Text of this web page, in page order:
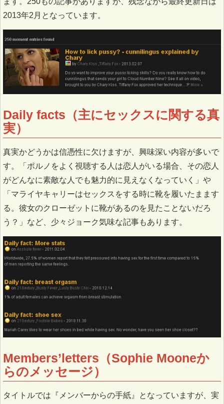
2013年2月となっています。
Daily facts（主にセックスに関する真
実）
真実かどうかは信憑性に欠けますが、興味深い内容が多いで
す。「ポルノをよく視聴する人は恋人がいる場合、その恋人
がどんなに素敵な人でも魅力的に見えなくなっていく」や
「マライヤキャリーはセックスをする時に靴を履いたまます
る。彼女のクローゼットに靴があるのを見たことないだろ
う？」など、少々ジョーク気味な記事もあります。
Members’letters（Sophie Mooneか
らのメッセージ）
タイトルでは『メンバーからの手紙』となっていますが、実